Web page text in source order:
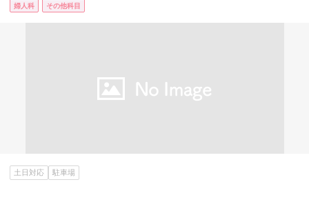
婦人科 その他科目
土日対応 駐車場